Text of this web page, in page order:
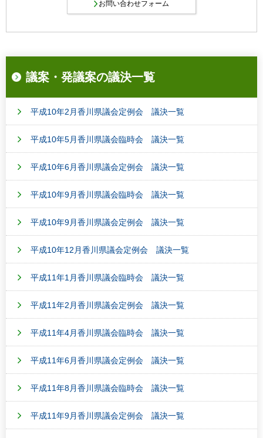
議案・発議案の議決一覧
平成10年2月香川県議会定例会 議決一覧
平成10年5月香川県議会臨時会 議決一覧
平成10年6月香川県議会定例会 議決一覧
平成10年9月香川県議会臨時会 議決一覧
平成10年9月香川県議会定例会 議決一覧
平成10年12月香川県議会定例会 議決一覧
平成11年1月香川県議会臨時会 議決一覧
平成11年2月香川県議会定例会 議決一覧
平成11年4月香川県議会臨時会 議決一覧
平成11年6月香川県議会定例会 議決一覧
平成11年8月香川県議会臨時会 議決一覧
平成11年9月香川県議会定例会 議決一覧